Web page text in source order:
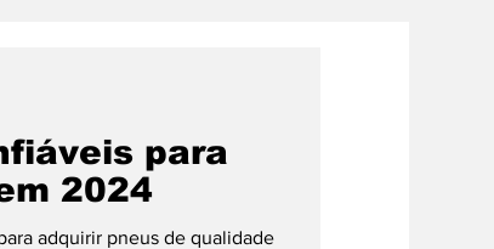
para
2024
adquirir pneus de qualidade